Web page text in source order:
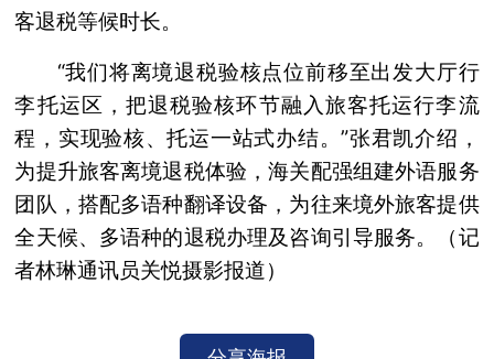
客退税等候时长。
“我们将离境退税验核点位前移至出发大厅行
李托运区，把退税验核环节融入旅客托运行李流
程，实现验核、托运一站式办结。”张君凯介绍，
为提升旅客离境退税体验，海关配强组建外语服务
团队，搭配多语种翻译设备，为往来境外旅客提供
全天候、多语种的退税办理及咨询引导服务。（记
者林琳通讯员关悦摄影报道）